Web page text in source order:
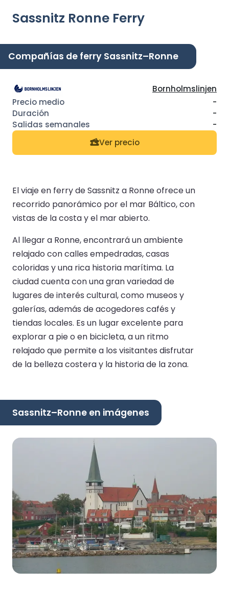
Sassnitz Ronne Ferry
Compañías de ferry Sassnitz–Ronne
Bornholmslinjen
-
-
-
Ver precio
El viaje en ferry de Sassnitz a Ronne ofrece un
recorrido panorámico por el mar Báltico, con
vistas de la costa y el mar abierto.
Al llegar a Ronne, encontrará un ambiente
relajado con calles empedradas, casas
coloridas y una rica historia marítima. La
ciudad cuenta con una gran variedad de
lugares de interés cultural, como museos y
galerías, además de acogedores cafés y
tiendas locales. Es un lugar excelente para
explorar a pie o en bicicleta, a un ritmo
relajado que permite a los visitantes disfrutar
de la belleza costera y la historia de la zona.
Sassnitz–Ronne en imágenes